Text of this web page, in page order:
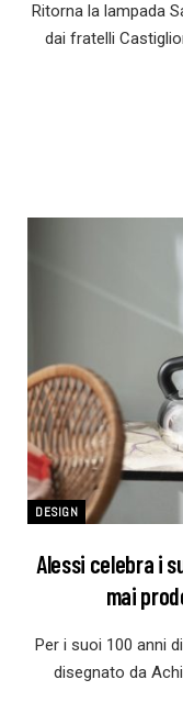
Ritorna la lampada
dai fratelli
DESIGN
Alessi celebra i
mai
Per i suoi 100 anni
disegnato da